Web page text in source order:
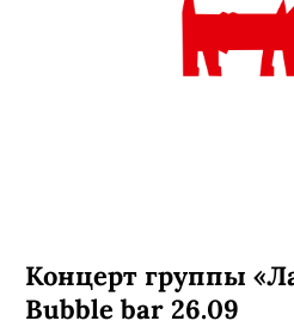
Концерт группы
Bubble bar 26.09